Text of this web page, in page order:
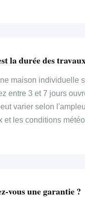
la durée des
maison individuelle
entre 3 et 7 jours
varier selon
et les conditions
vous une garantie ?